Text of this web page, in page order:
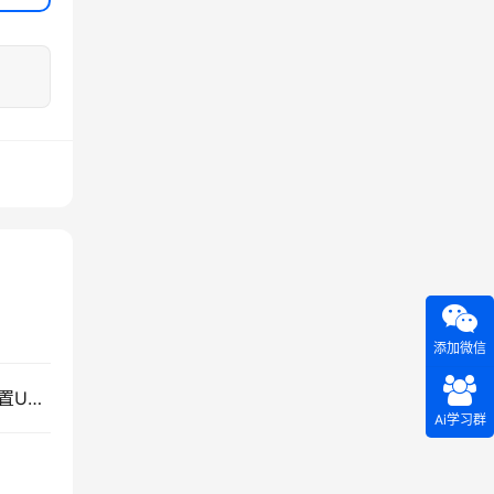
给服务器网络加道保险！手把手教你用Netplan配置Ubuntu网卡绑定，断线自动切换
添加微信
Ai学习群